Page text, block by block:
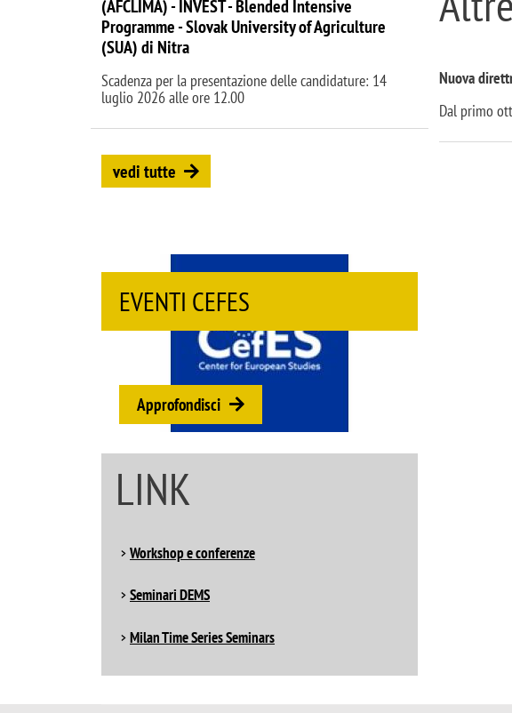
(AFCLIMA) - INVEST - Blended Intensive
Programme - Slovak University of Agriculture
(SUA) di Nitra
Scadenza per la presentazione delle candidature: 14
luglio 2026 alle ore 12.00
vedi tutte
EVENTI CISEPS
Approfondisci
LINK
Workshop e conferenze
Seminari DEMS
Milan Time Series Seminars
Nuova
Dal primo